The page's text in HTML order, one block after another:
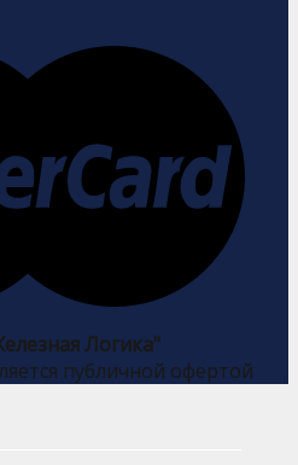
Логика"
публичной офертой